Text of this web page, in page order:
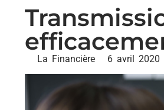
La Financière 6 avril 2020